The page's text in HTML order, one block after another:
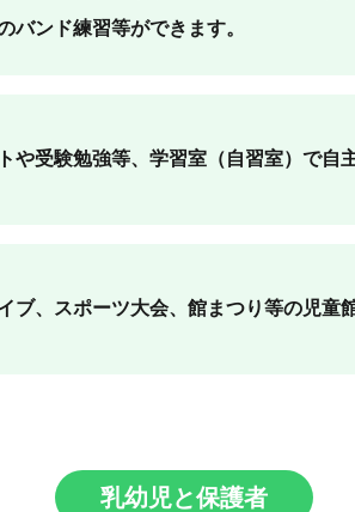
バンド練習等ができます。
や受験勉強等、学習室（自習室）で自
ブ、スポーツ大会、館まつり等の児童
乳幼児と保護者